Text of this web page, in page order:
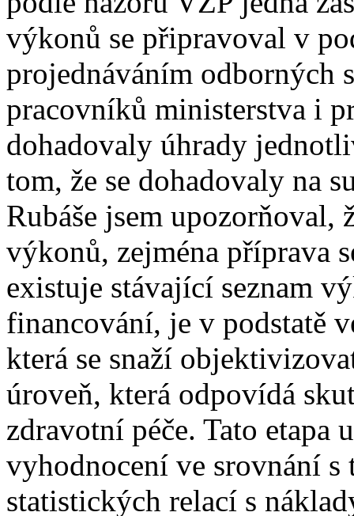
výkonů se připravoval v
projednáváním odborných
pracovníků ministerstva i
dohadovaly úhrady
tom, že se dohadovaly na
Rubáše jsem upozorňoval,
výkonů, zejména příprava
existuje stávající seznam
financování, je v podstatě
která se snaží
úroveň, která odpovídá
zdravotní péče. Tato etapa
vyhodnocení ve srovnání
statistických relací s